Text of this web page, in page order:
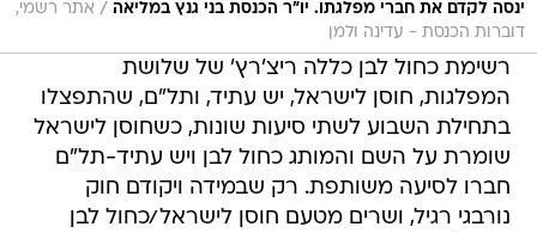
רשימת כחול לבן כללה ריצ'רץ' של שלושת
המפלגות, חוסן לישראל, יש עתיד, ותל"ם, שהתפצלו
בתחילת השבוע לשתי סיעות שונות, כשחוסן לישראל
שומרת על השם והמותג כחול לבן ויש עתיד-תל"ם
חברו לסיעה משותפת. רק שבמידה ויקודם חוק
נורבגי רגיל, ושרים מטעם חוסן לישראל/כחול לבן
ירצו להתפטר, שני המועמדים הבאים בתור ברשימה
הם נציגי יש עתיד (יוראי להב הרצנו) ותל"ם (מיכל